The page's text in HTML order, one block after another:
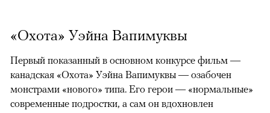
«Охота» Уэйна Вапимуквы
Первый показанный в основном конкурсе фильм —
канадская «Охота» Уэйна Вапимуквы — озабочен
монстрами «нового» типа. Его герои — «нормальные»
современные подростки, а сам он вдохновлен